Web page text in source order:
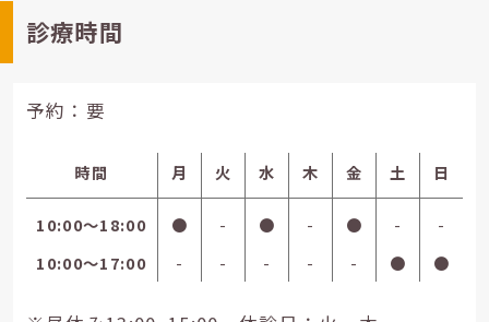
診療時間
予約：要
時間 月 火 水 木 金 土 日
10:00〜18:00 ● - ● - ● -
-
10:00〜17:00
- - - - - ● ●